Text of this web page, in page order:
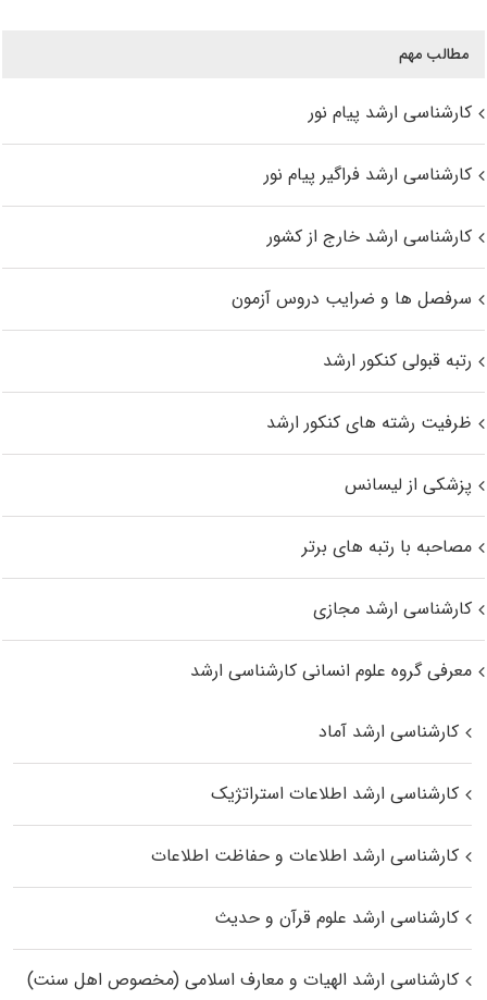
مطالب مهم
کارشناسی ارشد پیام نور
کارشناسی ارشد فراگیر پیام نور
کارشناسی ارشد خارج از کشور
سرفصل ها و ضرایب دروس آزمون
رتبه قبولی کنکور ارشد
ظرفیت رشته های کنکور ارشد
پزشکی از لیسانس
مصاحبه با رتبه های برتر
کارشناسی ارشد مجازی
معرفی گروه علوم انسانی کارشناسی ارشد
کارشناسی ارشد آماد
کارشناسی ارشد اطلاعات استراتژیک
کارشناسی ارشد اطلاعات و حفاظت اطلاعات
کارشناسی ارشد علوم قرآن و حدیث
کارشناسی ارشد الهیات و معارف اسلامی (مخصوص اهل سنت)